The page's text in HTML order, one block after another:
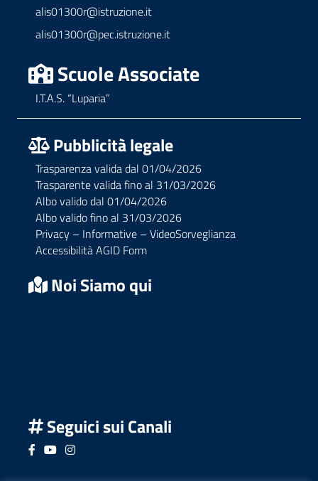
alis01300r@istruzione.it
alis01300r@pec.istruzione.it
Scuole Associate
I.T.A.S. “Luparia”
Pubblicità legale
Trasparenza valida dal 01/04/2026
Trasparente valida fino al 31/03/2026
Albo valido dal 01/04/2026
Albo valido fino al 31/03/2026
Privacy – Informative – VideoSorveglianza
Accessibilità AGID Form
Noi Siamo qui
Seguici sui Canali
Seguici su Facebook
Seguici su YouTube
Seguici su Instagram